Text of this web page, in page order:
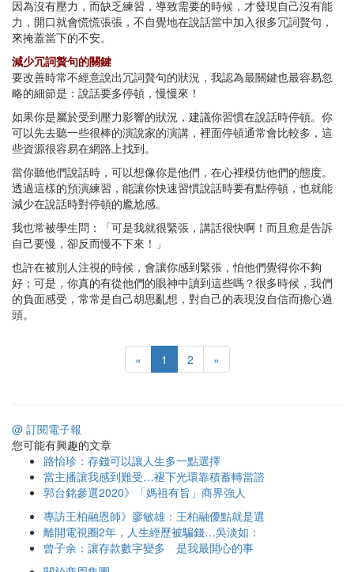
因為沒有壓力，而缺乏練習，導致需要的時候，才發現自己沒有能
力，開口就會慌慌張張，不自覺地在說話當中加入很多冗詞贅句，
來掩蓋當下的不安。
減少冗詞贅句的關鍵
要改善時常不經意說出冗詞贅句的狀況，我認為最關鍵也最容易忽
略的細節是：說話要多停頓，慢慢來！
如果你是屬於受到壓力影響的狀況，建議你習慣在說話時停頓。你
可以先去聽一些很棒的演說家的演講，裡面停頓通常會比較多，這
些資源很容易在網路上找到。
當你聽他們說話時，可以想像你是他們，在心裡模仿他們的態度。
透過這樣的預演練習，能讓你快速習慣說話時要有點停頓，也就能
減少在說話時對停頓的尷尬感。
我也常被學生問：「可是我就很緊張，講話很快啊！而且愈是告訴
自己要慢，卻反而慢不下來！」
也許在被別人注視的時候，會讓你感到緊張，怕他們覺得你不夠
好；可是，你真的有從他們的眼神中讀到這些嗎？很多時候，我們
的負面感受，常常是自己胡思亂想，對自己的表現沒自信而擔心過
頭。
« 1 2 »
@ 訂閱電子報
您可能有興趣的文章
路怡珍：存錢可以讓人生多一點選擇
當主播讓我感到難受…褪下光環靠積蓄轉當諮
郭台銘參選2020》「媽祖有旨」商界強人
專訪王柏融恩師》廖敏雄：王柏融優點就是選
離開電視圈2年，人生經歷被騙錢…吳淡如：
曾子余：讓存款數字變多 是我最開心的事